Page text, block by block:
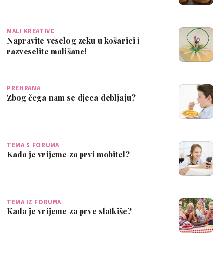
MALI KREATIVCI
Napravite veselog zeku u košarici i
razveselite mališane!
PREHRANA
Zbog čega nam se djeca debljaju?
TEMA S FORUMA
Kada je vrijeme za prvi mobitel?
TEMA IZ FORUMA
Kada je vrijeme za prve slatkiše?